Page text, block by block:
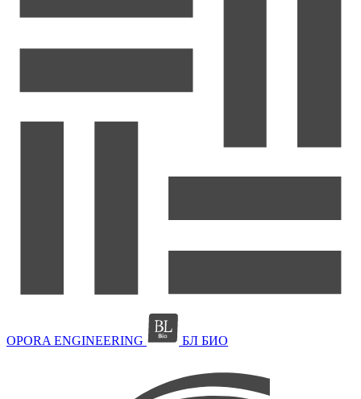
OPORA ENGINEERING БЛ БИО